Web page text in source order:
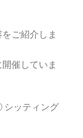
ご紹介しま
催していま
ッティング